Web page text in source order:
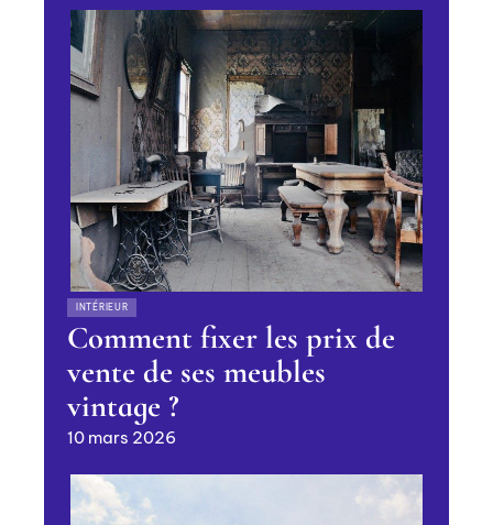
INTÉRIEUR
Comment fixer les prix de
vente de ses meubles
vintage ?
10 mars 2026